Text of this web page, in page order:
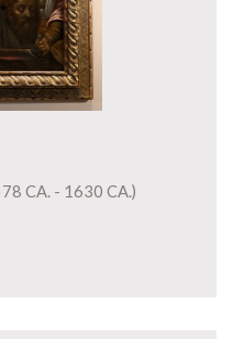
CA. - 1630 CA.)